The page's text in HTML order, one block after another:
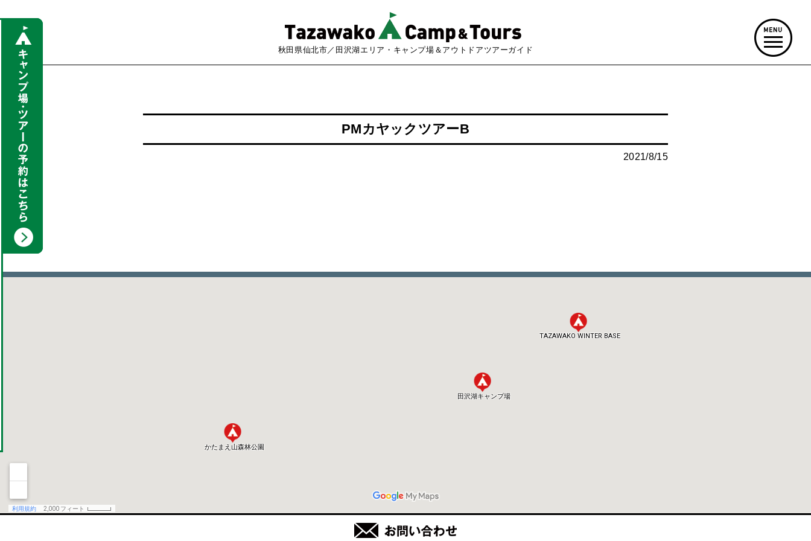
秋田県仙北市／田沢湖エリア・キャンプ場＆アウトドアツアーガイド
PMカヤックツアーB
2021/8/15